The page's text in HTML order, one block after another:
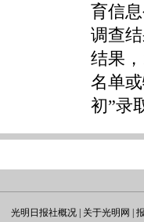
育信
调查
结果
名单
初”录
光明日报社概况 关于光明网